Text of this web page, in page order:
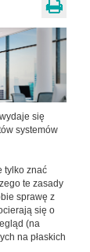
się
systemów
tylko znać
te zasady
sprawę z
się o
(na
na płaskich